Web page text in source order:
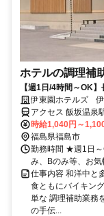
ホテルの調理補
【週1日/4時間～OK
伊東園ホテルズ
アクセス 飯坂温泉
時給1,040円～
福島県福島市
勤務時間 ★週1日～
み、Bのみ等、お気
仕事内容 和洋中と
食ともにバイキン
単な 調理補助業務
の手伝...